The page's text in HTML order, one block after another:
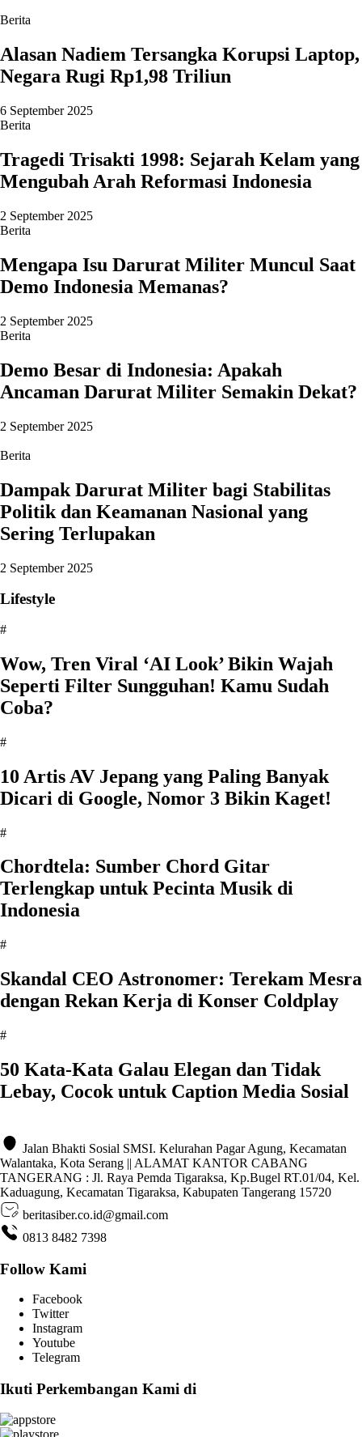
Berita
Alasan Nadiem Tersangka Korupsi Laptop,
Negara Rugi Rp1,98 Triliun
6 September 2025
Berita
Tragedi Trisakti 1998: Sejarah Kelam yang
Mengubah Arah Reformasi Indonesia
2 September 2025
Berita
Mengapa Isu Darurat Militer Muncul Saat
Demo Indonesia Memanas?
2 September 2025
Berita
Demo Besar di Indonesia: Apakah
Ancaman Darurat Militer Semakin Dekat?
2 September 2025
Berita
Dampak Darurat Militer bagi Stabilitas
Politik dan Keamanan Nasional yang
Sering Terlupakan
2 September 2025
Lifestyle
#
Wow, Tren Viral ‘AI Look’ Bikin Wajah
Seperti Filter Sungguhan! Kamu Sudah
Coba?
#
10 Artis AV Jepang yang Paling Banyak
Dicari di Google, Nomor 3 Bikin Kaget!
#
Chordtela: Sumber Chord Gitar
Terlengkap untuk Pecinta Musik di
Indonesia
#
Skandal CEO Astronomer: Terekam Mesra
dengan Rekan Kerja di Konser Coldplay
#
50 Kata-Kata Galau Elegan dan Tidak
Lebay, Cocok untuk Caption Media Sosial
Jalan Bhakti Sosial SMSI. Kelurahan Pagar Agung, Kecamatan
Walantaka, Kota Serang || ALAMAT KANTOR CABANG
TANGERANG : Jl. Raya Pemda Tigaraksa, Kp.Bugel RT.01/04, Kel.
Kaduagung, Kecamatan Tigaraksa, Kabupaten Tangerang 15720
beritasiber.co.id@gmail.com
0813 8482 7398
Follow Kami
Facebook
Twitter
Instagram
Youtube
Telegram
Ikuti Perkembangan Kami di